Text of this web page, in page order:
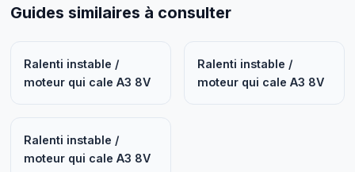
Guides similaires à consulter
Ralenti instable /
moteur qui cale A3 8V
Ralenti instable /
moteur qui cale A3 8V
Ralenti instable /
moteur qui cale A3 8V